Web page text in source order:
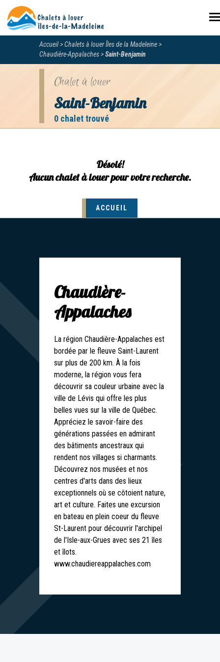
Accueil
Chalets à louer Îles de la Madeleine
Chaudière-Appalaches
Saint-Benjamin
Chalet à louer
Saint-Benjamin
0 chalet trouvé
Désolé!
Aucun chalet à louer pour votre recherche.
ACCUEIL
Chaudière-
Appalaches
La région Chaudière-Appalaches est
bordée par le fleuve Saint-Laurent
sur plus de 200 km. À la fois
moderne, la région vous fera
découvrir sa couleur urbaine avec la
ville de Lévis qui offre les plus
belles vues sur la ville de Québec.
Appréciez le savoir-faire des
générations passées en admirant
des bâtiments ancestraux qui
rendent nos villages si charmants.
Découvrez nos musées et nos
centres d'arts dans des lieux
exceptionnels où se côtoient nature,
art et culture. Faites une excursion
en bateau en plein coeur du fleuve
St-Laurent pour découvrir l'archipel
de l'Isle-aux-Grues avec ses 21 îles
et îlots.
www.chaudiereappalaches.com